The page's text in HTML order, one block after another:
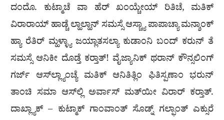
ದಂದೊ. ಕುಟ್ಮಾಚೆ ವಾ ಹೆರ್ ಖಂಯ್ಚೇಯ್ ರಿತಿಚೆ, ಮತಿಕ್
ವಿರಾರಾಯ್ ಹಾಡ್ಚೆ ಲ್ಹಾಲ್ಹಾನ್ ಸಮಸ್ಸೆ ಆಸ್ಚ್ಯಾ ಪಾಪಾಚ್ಯಾ ಮನ್ಶಾಂಕ್
ಹ್ಯಾ ರೆತಿರ್ ಮ್ಹಳ್ಳ್ಯಾ ಜಯ್ಲಾತಸಲ್ಯಾ ಕುಡಾಂನಿ ಬಂದ್ ಕರುನ್ ತೆ
ಸಮಸ್ಸೆ ಆನಿಕೀ ದೊಡ್ತೆ ಕರ‍್ತಾತ್! ವೈಜ್ಯಾನಿಕ್ ಥರಾನ್ ಕೌನ್ಸಲಿಂಗ್
ಗರ್ಜ್ ಆಸ್‌ಲ್ಲ್ಯಾಂಚ್ಯೆ ಮತಿಕ್ ಆನಿತಿತ್ಲಿಂ ಫಿತಿಸ್ಪಣಾಂ ಭರುನ್
ತಾಂಚಿ ಸಮಾ ಆಸ್‌ಲ್ಲಿ ಅರ್ವಾಸ್ ಮತ್‌ಯೀ ವಿರಾರ್ ಕರ‍್ತಾತ್.
ದಾಖ್ಲ್ಯಾಕ್ – ಕುಟ್ಮಾಕ್ ಗಾಂವಾಂತ್ ಸೊಡ್ನ್ ಗಲ್ಫಾಂತ್ ಎಕ್ಸುರೆ